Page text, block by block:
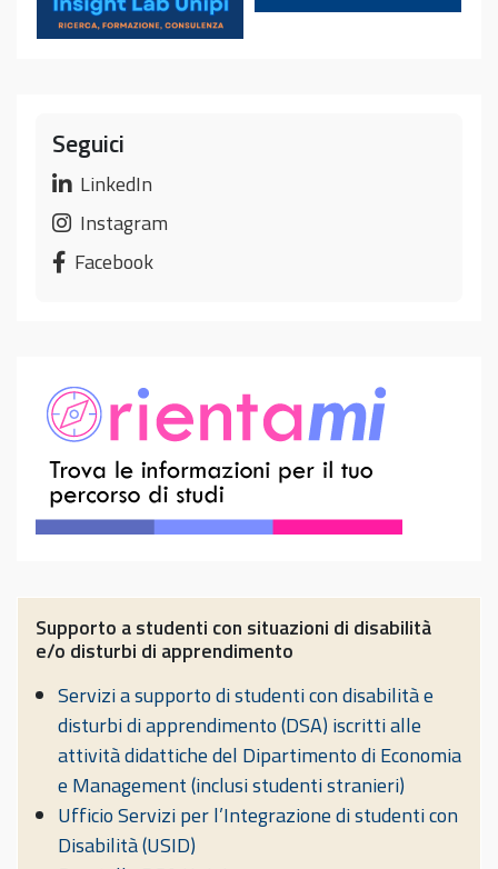
Seguici
LinkedIn
Instagram
Facebook
Supporto a studenti con situazioni di disabilità
e/o disturbi di apprendimento
Servizi a supporto di studenti con disabilità e
disturbi di apprendimento (DSA) iscritti alle
attività didattiche del Dipartimento di Economia
e Management (inclusi studenti stranieri)
Ufficio Servizi per l’Integrazione di studenti con
Disabilità (USID)